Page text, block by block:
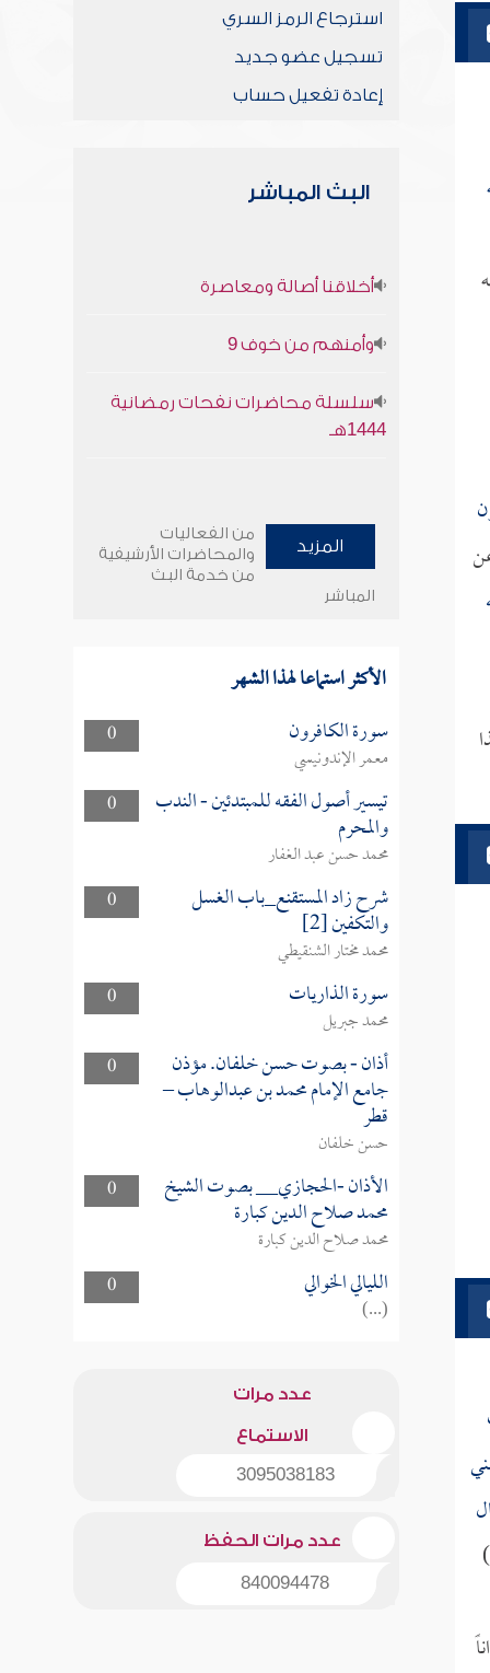
)
استرجاع الرمز السري
تسجيل عضو جديد
إعادة تفعيل حساب
البث المباشر
أخلاقنا أصالة ومعاصرة
وأمنهم من خوف 9
سلسلة محاضرات نفحات رمضانية
1444هـ
المزيد
من الفعاليات
والمحاضرات الأرشيفية
من خدمة البث
المباشر
الأكثر استماعا لهذا الشهر
0 سورة الكافرون
معمر الإندونيسي
0
تيسير أصول الفقه للمبتدئين - الندب
والمحرم
محمد حسن عبد الغفار
0
شرح زاد المستقنع_باب الغسل
والتكفين [2]
محمد مختار الشنقيطي
0
سورة الذاريات
محمد جبريل
0
أذان - بصوت حسن خلفان. مؤذن
جامع الإمام محمد بن عبدالوهاب –
قطر
حسن خلفان
0
الأذان -الحجازي__ بصوت الشيخ
محمد صلاح الدين كبارة
محمد صلاح الدين كبارة
0
الليالي الخوالي
(...)
عدد مرات
الاستماع
3095038183
عدد مرات الحفظ
840094478